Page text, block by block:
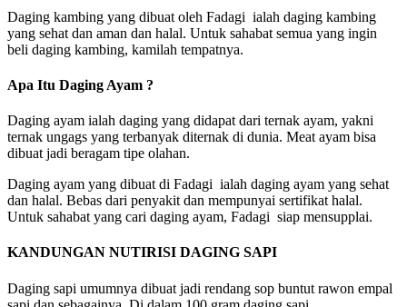
Daging kambing yang dibuat oleh Fadagi ialah daging kambing
yang sehat dan aman dan halal. Untuk sahabat semua yang ingin
beli daging kambing, kamilah tempatnya.
Apa Itu Daging Ayam ?
Daging ayam ialah daging yang didapat dari ternak ayam, yakni
ternak ungags yang terbanyak diternak di dunia. Meat ayam bisa
dibuat jadi beragam tipe olahan.
Daging ayam yang dibuat di Fadagi ialah daging ayam yang sehat
dan halal. Bebas dari penyakit dan mempunyai sertifikat halal.
Untuk sahabat yang cari daging ayam, Fadagi siap mensupplai.
KANDUNGAN NUTIRISI DAGING SAPI
Daging sapi umumnya dibuat jadi rendang sop buntut rawon empal